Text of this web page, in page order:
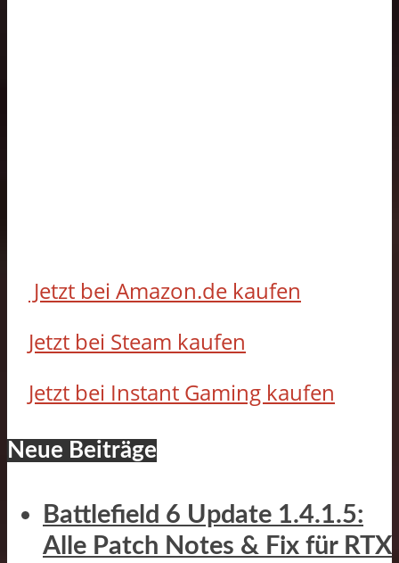
Jetzt bei Amazon.de kaufen
Jetzt bei Steam kaufen
Jetzt bei Instant Gaming kaufen
Neue Beiträge
Battlefield 6 Update 1.4.1.5:
Alle Patch Notes & Fix für RTX